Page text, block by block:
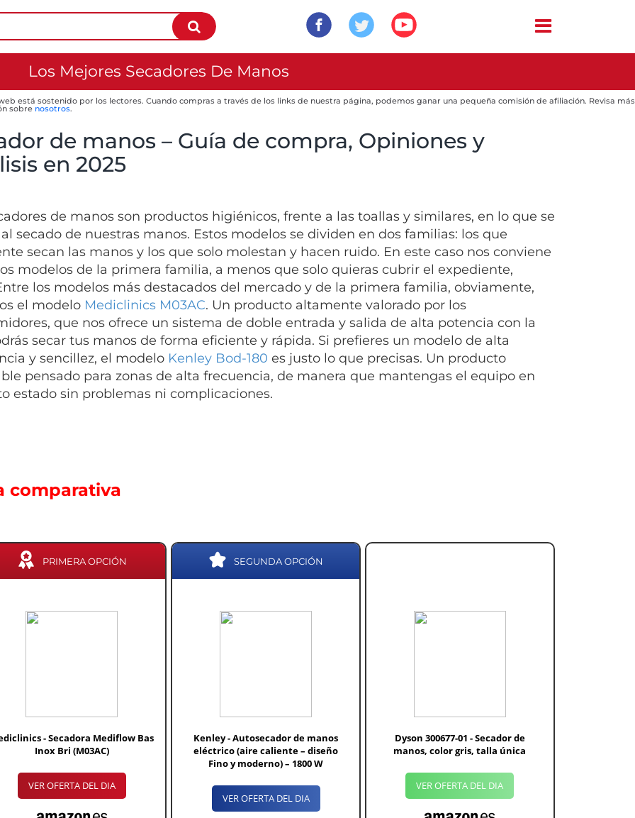
Los Mejores Secadores De Manos
está sostenido por los lectores. Cuando compras a través de los links de nuestra página, podemos ganar una pequeña comisión de afiliación. Revisa más
sobre nosotros.
de manos – Guía de compra, Opiniones y
en 2025
de manos son productos higiénicos, frente a las toallas y similares, en lo que se
secado de nuestras manos. Estos modelos se dividen en dos familias: los que
secan las manos y los que solo molestan y hacen ruido. En este caso nos conviene
modelos de la primera familia, a menos que solo quieras cubrir el expediente,
los modelos más destacados del mercado y de la primera familia, obviamente,
el modelo Mediclinics M03AC. Un producto altamente valorado por los
que nos ofrece un sistema de doble entrada y salida de alta potencia con la
secar tus manos de forma eficiente y rápida. Si prefieres un modelo de alta
y sencillez, el modelo Kenley Bod-180 es justo lo que precisas. Un producto
pensado para zonas de alta frecuencia, de manera que mantengas el equipo en
estado sin problemas ni complicaciones.
comparativa
PRIMERA OPCIÓN
- Secadora Mediflow Bas
Inox Bri (M03AC)
VER OFERTA DEL DIA
SEGUNDA OPCIÓN
Kenley - Autosecador de manos
eléctrico (aire caliente – diseño
Fino y moderno) – 1800 W
VER OFERTA DEL DIA
Dyson 300677-01 - Secador de
manos, color gris, talla única
VER OFERTA DEL DIA